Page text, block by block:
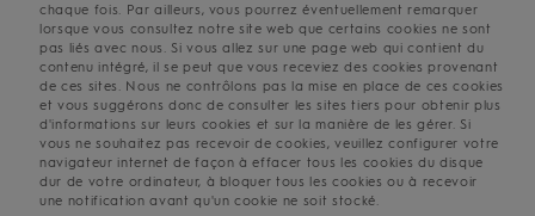
chaque fois. Par ailleurs, vous pourrez éventuellement remarquer
lorsque vous consultez notre site web que certains cookies ne sont
pas liés avec nous. Si vous allez sur une page web qui contient du
contenu intégré, il se peut que vous receviez des cookies provenant
de ces sites. Nous ne contrôlons pas la mise en place de ces cookies
et vous suggérons donc de consulter les sites tiers pour obtenir plus
d'informations sur leurs cookies et sur la manière de les gérer. Si
vous ne souhaitez pas recevoir de cookies, veuillez configurer votre
navigateur internet de façon à effacer tous les cookies du disque
dur de votre ordinateur, à bloquer tous les cookies ou à recevoir
une notification avant qu'un cookie ne soit stocké.